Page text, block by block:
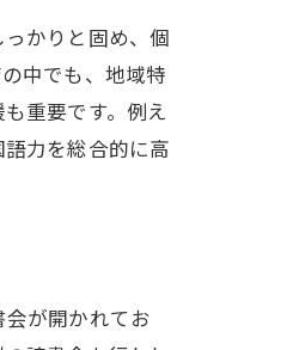
かりと固め、個
中でも、地域特
重要です。例え
力を総合的に高
が開かれてお